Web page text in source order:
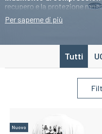
recupero e la protezione
sport. Scopri la nostra
per uomo e donna al miglior
Per saperne di più
Tutti
Nuovo